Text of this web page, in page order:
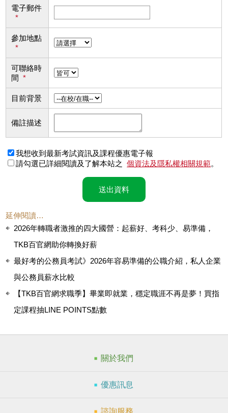
電子郵件
*
參加地點
*
可聯絡時
間 *
目前背景
備註描述
我想收到最新考試資訊及課程優惠電子報
請勾選已詳細閱讀及了解本站之
個資法及隱私權相關規範。
送出資料
延伸閱讀…
2026年轉職者激推的四大國營：起薪好、考科少、易準備，
TKB百官網助你轉換好薪
最好考的公務員考試》2026年容易準備的公職介紹，私人企業
與公務員薪水比較
【TKB百官網求職季】畢業即就業，穩定職涯不再是夢！買指
定課程抽LINE POINTS點數
關於我們
優惠訊息
諮詢服務